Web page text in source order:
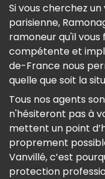
Si vous cherchez
parisienne,
ramoneur qu'il vous
compétente et
de-France nous
quelle que soit la
Tous nos agents
n'hésiteront pas à
mettent un point
proprement
Vanvillé, c’est
protection